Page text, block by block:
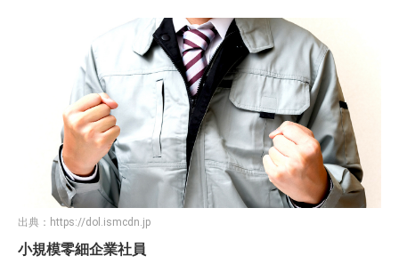
出典： https://dol.ismcdn.jp
小規模零細企業社員